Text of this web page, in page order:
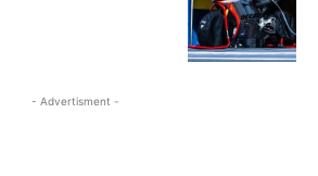
- Advertisment -